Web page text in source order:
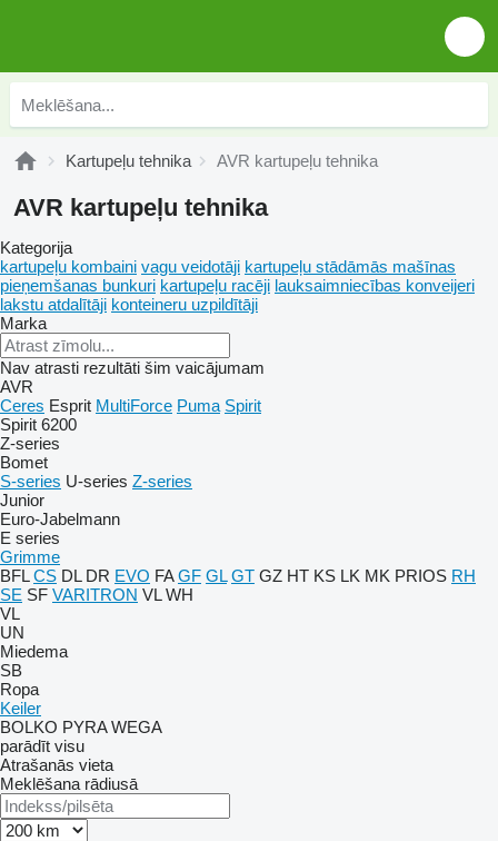
Kartupeļu tehnika AVR kartupeļu tehnika
AVR kartupeļu tehnika
Kategorija
kartupeļu kombaini vagu veidotāji kartupeļu stādāmās mašīnas
pieņemšanas bunkuri kartupeļu racēji lauksaimniecības konveijeri
lakstu atdalītāji konteineru uzpildītāji
Marka
Nav atrasti rezultāti šim vaicājumam
AVR
Ceres Esprit MultiForce Puma Spirit
Spirit 6200
Z-series
Bomet
S-series U-series Z-series
Junior
Euro-Jabelmann
E series
Grimme
BFL CS DL DR EVO FA GF GL GT GZ HT KS LK MK PRIOS RH
SE SF VARITRON VL WH
VL
UN
Miedema
SB
Ropa
Keiler
BOLKO PYRA WEGA
parādīt visu
Atrašanās vieta
Meklēšana rādiusā